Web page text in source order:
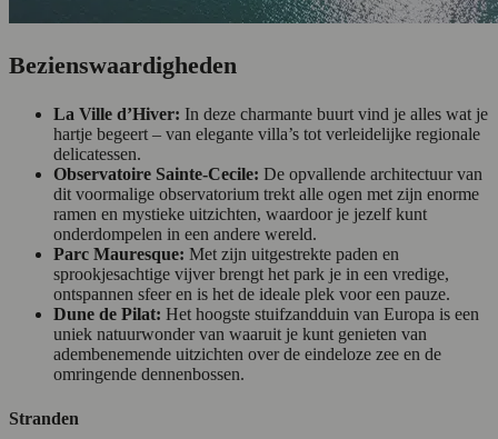
Bezienswaardigheden
La Ville d’Hiver: In deze charmante buurt vind je alles wat je
hartje begeert – van elegante villa’s tot verleidelijke regionale
delicatessen.
Observatoire Sainte-Cecile: De opvallende architectuur van
dit voormalige observatorium trekt alle ogen met zijn enorme
ramen en mystieke uitzichten, waardoor je jezelf kunt
onderdompelen in een andere wereld.
Parc Mauresque: Met zijn uitgestrekte paden en
sprookjesachtige vijver brengt het park je in een vredige,
ontspannen sfeer en is het de ideale plek voor een pauze.
Dune de Pilat: Het hoogste stuifzandduin van Europa is een
uniek natuurwonder van waaruit je kunt genieten van
adembenemende uitzichten over de eindeloze zee en de
omringende dennenbossen.
Stranden